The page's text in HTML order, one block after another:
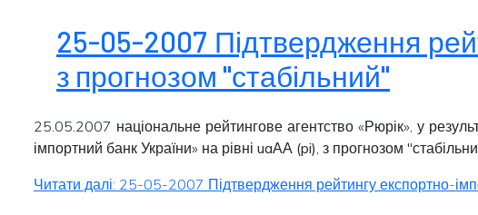
25-05-2007 Підтвердження
з прогнозом "стабільний"
25.05.2007 національне рейтингове агентство «Рюрік», у
імпортний банк України» на рівні uaАА (pi), з прогнозом "
Читати далі: 25-05-2007 Підтвердження рейтингу експортно-